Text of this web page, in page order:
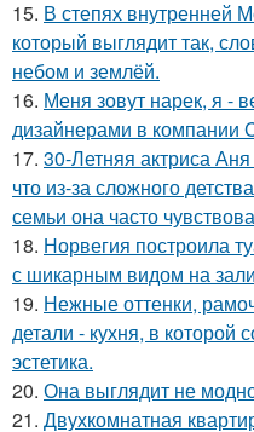
15. В степях внутренней
который выглядит так,
небом и землёй.
16. Меня зовут нарек, я -
дизайнерами в компании
17. 30-Летняя актриса
что из-за сложного
семьи она часто
18. Норвегия построила
с шикарным видом на
19. Нежные оттенки,
детали - кухня, в которой
эстетика.
20. Она выглядит не
21. Двухкомнатная